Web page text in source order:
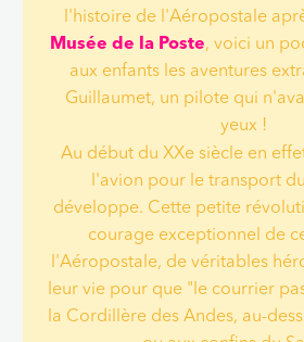
l'histoire de l'Aéropostale
Musée de la Poste, voici un
aux enfants les aventures
Guillaumet, un pilote qui
yeux !
Au début du XXe siècle en
l'avion pour le transport
développe. Cette petite
courage exceptionnel de
l'Aéropostale, de véritables
leur vie pour que "le courrier
la Cordillère des Andes, au-